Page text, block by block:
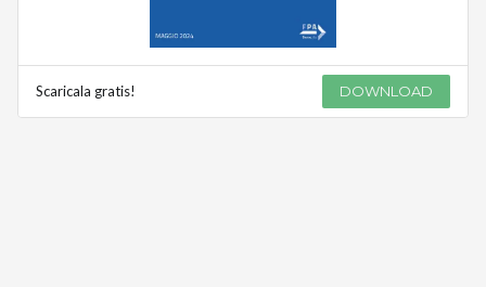
Scaricala gratis! DOWNLOAD